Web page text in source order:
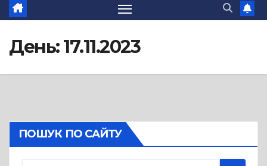
День:17.11.2023
ПОШУК ПО САЙТУ